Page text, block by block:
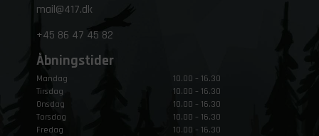
mail@417.dk
+45 86 47 45 82
Åbningstider
Mandag
10.00 – 16.30
Tirsdag
10.00 – 16.30
Onsdag
10.00 – 16.30
Torsdag
10.00 – 16.30
Fredag
10.00 – 16.30